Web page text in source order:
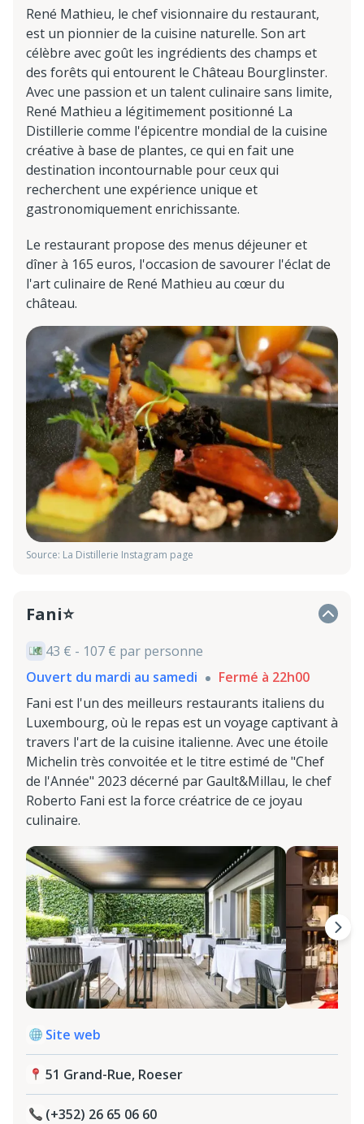
René Mathieu, le chef visionnaire du restaurant,
est un pionnier de la cuisine naturelle. Son art
célèbre avec goût les ingrédients des champs et
des forêts qui entourent le Château Bourglinster.
Avec une passion et un talent culinaire sans limite,
René Mathieu a légitimement positionné La
Distillerie comme l'épicentre mondial de la cuisine
créative à base de plantes, ce qui en fait une
destination incontournable pour ceux qui
recherchent une expérience unique et
gastronomiquement enrichissante.
Le restaurant propose des menus déjeuner et
dîner à 165 euros, l'occasion de savourer l'éclat de
l'art culinaire de René Mathieu au cœur du
château.
Source: La Distillerie Instagram page
Fani⭐
43 € - 107 € par personne
Ouvert du mardi au samedi
Fermé à 22h00
Fani est l'un des meilleurs restaurants italiens du
Luxembourg, où le repas est un voyage captivant à
travers l'art de la cuisine italienne. Avec une étoile
Michelin très convoitée et le titre estimé de "Chef
de l'Année" 2023 décerné par Gault&Millau, le chef
Roberto Fani est la force créatrice de ce joyau
culinaire.
Site web
51 Grand-Rue, Roeser
(+352) 26 65 06 60